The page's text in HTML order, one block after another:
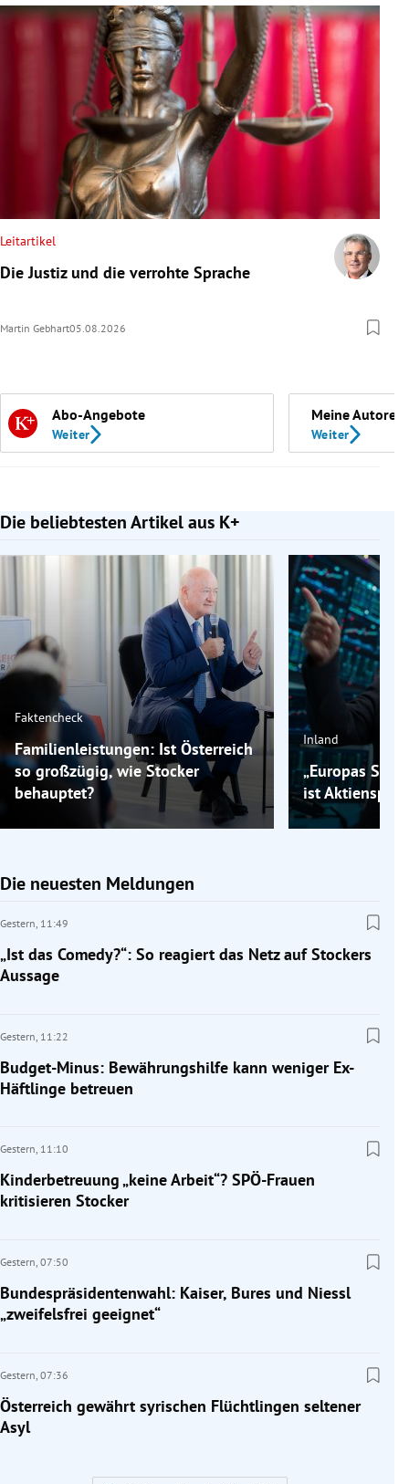
Leitartikel
Die Justiz und die verrohte Sprache
Martin Gebhart05.08.2026
Abo-Angebote
Weiter
Meine Autoren
Weiter
Die beliebtesten Artikel aus K+
Slide 1 von 7
Faktencheck
Familienleistungen: Ist Österreich
so großzügig, wie Stocker
behauptet?
Inland
„Europas
ist
Die neuesten Meldungen
Gestern, 11:49
„Ist das Comedy?“: So reagiert das Netz auf Stockers
Aussage
Gestern, 11:22
Budget-Minus: Bewährungshilfe kann weniger Ex-
Häftlinge betreuen
Gestern, 11:10
Kinderbetreuung „keine Arbeit“? SPÖ-Frauen
kritisieren Stocker
Gestern, 07:50
Bundespräsidentenwahl: Kaiser, Bures und Niessl
„zweifelsfrei geeignet“
Gestern, 07:36
Österreich gewährt syrischen Flüchtlingen seltener
Asyl